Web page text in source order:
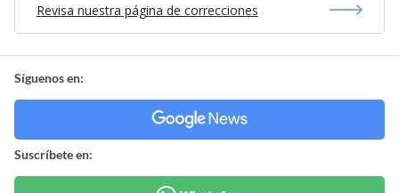
Revisa nuestra página de correcciones
Síguenos en:
Suscríbete en: